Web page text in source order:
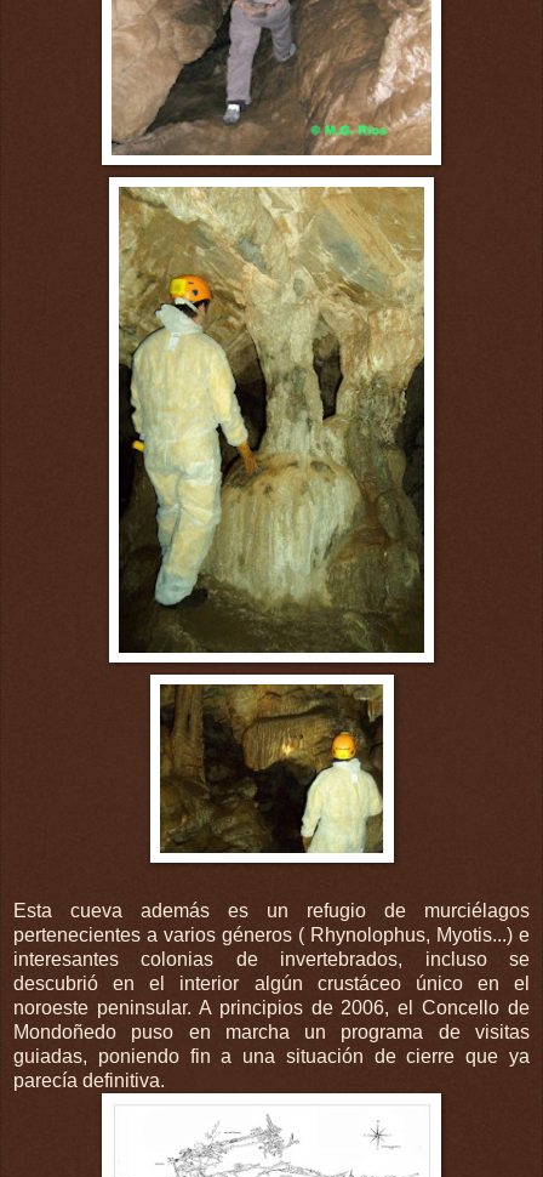
Esta cueva además es un refugio de murciélagos
pertenecientes a varios géneros ( Rhynolophus, Myotis...) e
interesantes colonias de invertebrados, incluso se
descubrió en el interior algún crustáceo único en el
noroeste peninsular. A principios de 2006, elConcello de
Mondoñedo puso en marcha un programa de visitas
guiadas, poniendo fin a una situación de cierre que ya
parecía definitiva.